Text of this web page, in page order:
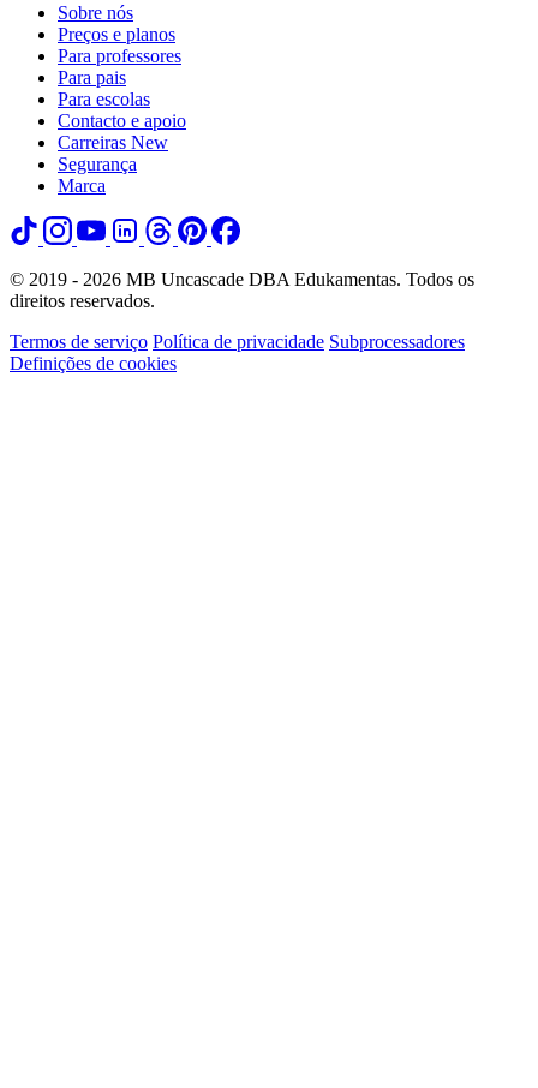
Sobre nós
Preços e planos
Para professores
Para pais
Para escolas
Contacto e apoio
Carreiras New
Segurança
Marca
© 2019 - 2026 MB Uncascade DBA Edukamentas. Todos os
direitos reservados.
Termos de serviço Política de privacidade Subprocessadores
Definições de cookies